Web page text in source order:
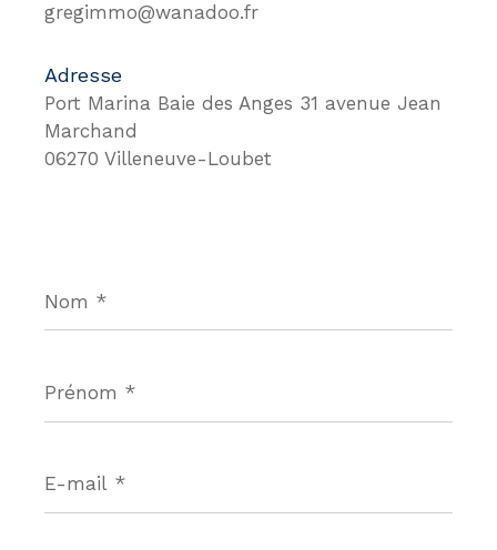
gregimmo@wanadoo.fr
Adresse
Port Marina Baie des Anges 31 avenue Jean
Marchand
06270 Villeneuve-Loubet
*
*
mail
*